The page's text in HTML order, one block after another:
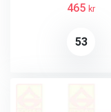
465 kr
53